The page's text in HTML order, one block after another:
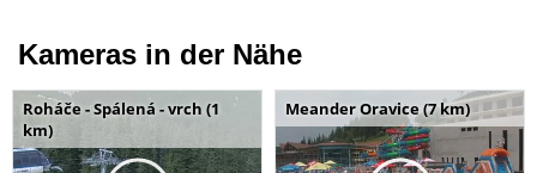
Kameras in der Nähe
Roháče - Spálená - vrch (1
km)
Meander Oravice (7 km)